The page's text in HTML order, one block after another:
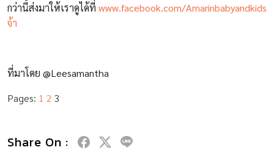
กว่านี้ส่งมาให้เราดูได้ที่ www.facebook.com/Amarinbabyandkids
จ้า
ที่มาโดย @Leesamantha
Pages: 1 2 3
Share On :